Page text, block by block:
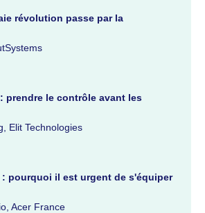
révolution passe par la
prendre le contrôle avant les
Elit Technologies
pourquoi il est urgent de s'équiper
Acer France